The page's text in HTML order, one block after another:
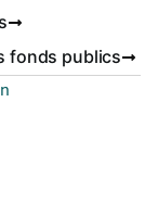
fonds publics